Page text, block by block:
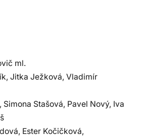
ml.
Jitka Ježková, Vladimír
Stašová, Pavel Nový, Iva
Ester Kočičková,